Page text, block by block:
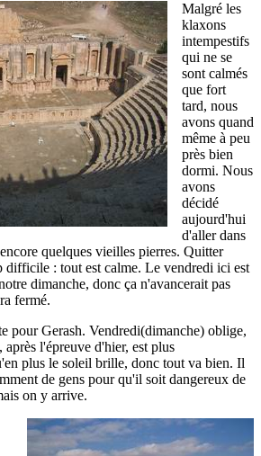
Malgré les
klaxons
intempestifs
qui ne se
sont calmés
que fort
tard, nous
avons quand
même à peu
près bien
dormi. Nous
avons
décidé
aujourd'hui
d'aller dans
quelques vieilles pierres. Quitter
difficile : tout est calme. Le vendredi ici est
dimanche, donc ça n'avancerait pas
fermé.
pour Gerash. Vendredi(dimanche) oblige,
l'épreuve d'hier, est plus
plus le soleil brille, donc tout va bien. Il
de gens pour qu'il soit dangereux de
on y arrive.